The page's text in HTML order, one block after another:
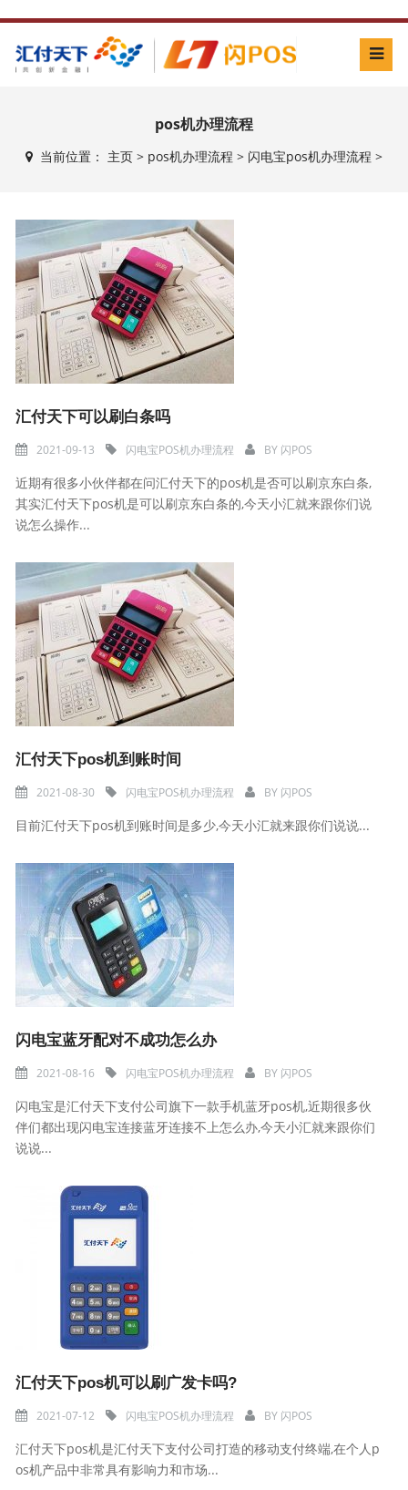
pos机办理流程
当前位置： 主页> pos机办理流程 > 闪电宝pos机办理流程 >
汇付天下可以刷白条吗
2021-09-13 闪电宝POS机办理流程 BY 闪POS
近期有很多小伙伴都在问汇付天下的pos机是否可以刷京东白条,
其实汇付天下pos机是可以刷京东白条的,今天小汇就来跟你们说
说怎么操作...
汇付天下pos机到账时间
2021-08-30 闪电宝POS机办理流程 BY 闪POS
目前汇付天下pos机到账时间是多少,今天小汇就来跟你们说说...
闪电宝蓝牙配对不成功怎么办
2021-08-16 闪电宝POS机办理流程 BY 闪POS
闪电宝是汇付天下支付公司旗下一款手机蓝牙pos机,近期很多伙
伴们都出现闪电宝连接蓝牙连接不上怎么办,今天小汇就来跟你们
说说...
汇付天下pos机可以刷广发卡吗?
2021-07-12 闪电宝POS机办理流程 BY 闪POS
汇付天下pos机是汇付天下支付公司打造的移动支付终端,在个人p
os机产品中非常具有影响力和市场...